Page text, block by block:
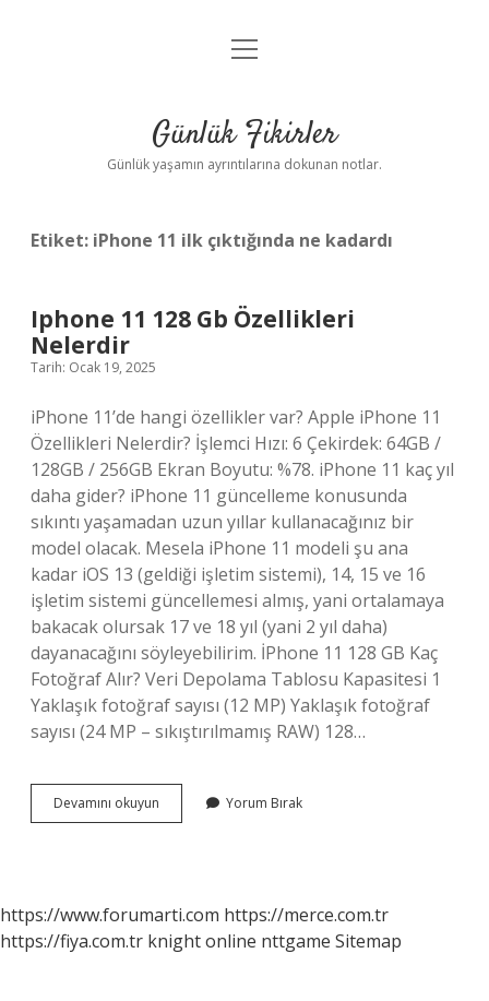
Anasayfa
Yasal Uyarı
menüyü
Günlük Fikirler
Günlük yaşamın ayrıntılarına dokunan notlar.
Etiket: iPhone 11 ilk çıktığında ne kadardı
Iphone 11 128 Gb Özellikleri
Nelerdir
Tarih: Ocak 19, 2025
iPhone 11’de hangi özellikler var? Apple iPhone 11
Özellikleri Nelerdir? İşlemci Hızı: 6 Çekirdek: 64GB /
128GB / 256GB Ekran Boyutu: %78. iPhone 11 kaç yıl
daha gider? iPhone 11 güncelleme konusunda
sıkıntı yaşamadan uzun yıllar kullanacağınız bir
model olacak. Mesela iPhone 11 modeli şu ana
kadar iOS 13 (geldiği işletim sistemi), 14, 15 ve 16
işletim sistemi güncellemesi almış, yani ortalamaya
bakacak olursak 17 ve 18 yıl (yani 2 yıl daha)
dayanacağını söyleyebilirim. İPhone 11 128 GB Kaç
Fotoğraf Alır? Veri Depolama Tablosu Kapasitesi 1
Yaklaşık fotoğraf sayısı (12 MP) Yaklaşık fotoğraf
sayısı (24 MP – sıkıştırılmamış RAW) 128…
Devamını okuyun
11
Yorum Bırak
https://www.forumarti.com https://merce.com.tr
https://fiya.com.tr knight online nttgame Sitemap